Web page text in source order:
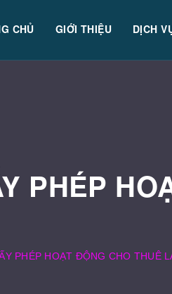
CHỦ GIỚI THIỆU DỊCH
PHÉP
PHÉP HOẠT ĐỘNG CHO THUÊ